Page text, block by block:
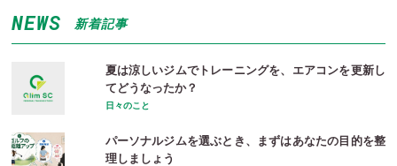
NEWS 新着記事
夏は涼しいジムでトレーニングを、エアコンを更新し
てどうなったか？
日々のこと
パーソナルジムを選ぶとき、まずはあなたの目的を整
理しましょう